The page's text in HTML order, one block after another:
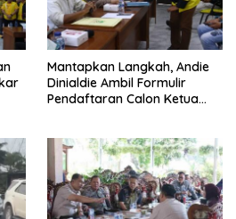
Mantapkan Langkah, Andie
Dinialdie Ambil Formulir
Pendaftaran Calon Ketua